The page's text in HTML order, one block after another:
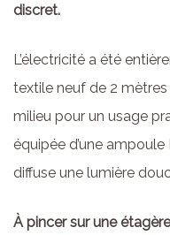
discret.
L’électricité a été
textile neuf de 2
milieu pour un usage
équipée d’une
diffuse une lumière
À pincer sur une